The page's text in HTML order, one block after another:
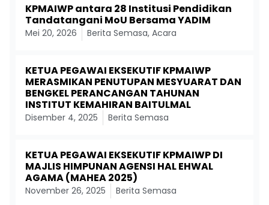
KPMAIWP antara 28 Institusi Pendidikan
Tandatangani MoU Bersama YADIM
Mei 20, 2026 Berita Semasa, Acara
KETUA PEGAWAI EKSEKUTIF KPMAIWP
MERASMIKAN PENUTUPAN MESYUARAT DAN
BENGKEL PERANCANGAN TAHUNAN
INSTITUT KEMAHIRAN BAITULMAL
Disember 4, 2025 Berita Semasa
KETUA PEGAWAI EKSEKUTIF KPMAIWP DI
MAJLIS HIMPUNAN AGENSI HAL EHWAL
AGAMA (MAHEA 2025)
November 26, 2025 Berita Semasa